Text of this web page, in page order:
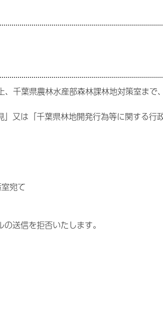
、千葉県農林水産部森林課林地対策室まで
又は「千葉県林地開発行為等に関する行
宛て
送信を拒否いたします。